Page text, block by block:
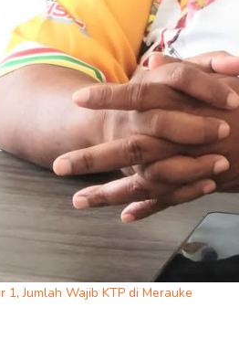
1, Jumlah Wajib KTP di Merauke